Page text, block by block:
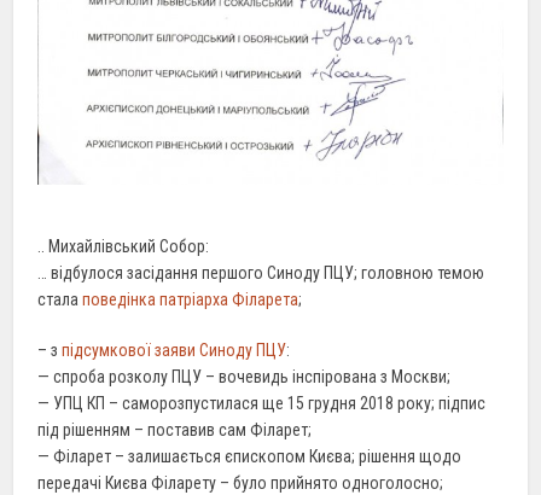
.. Михайлівський Собор:
… відбулося засідання першого Синоду ПЦУ; головною темою
сталаповедінка патріарха Філарета;
– зпідсумкової заяви Синоду ПЦУ:
— спроба розколу ПЦУ – вочевидь інспірована з Москви;
— УПЦ КП – саморозпустилася ще 15 грудня 2018 року; підпис
під рішенням – поставив сам Філарет;
— Філарет – залишається єпископом Києва; рішення щодо
передачі Києва Філарету – було прийнято одноголосно;